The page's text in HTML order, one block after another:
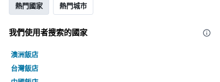
熱門國家 熱門城市
我們使用者搜索的國家
澳洲飯店
台灣飯店